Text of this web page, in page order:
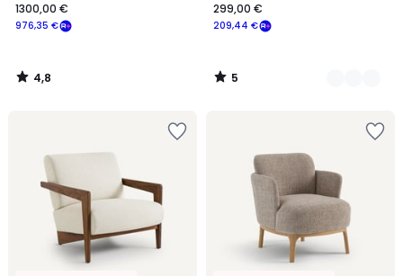
976,35 €
1300,00 €
4,8
/
209,44 €
299,00 €
5
/